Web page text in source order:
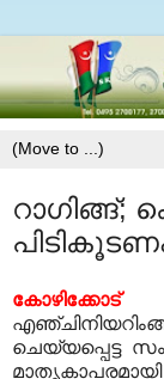
റാഗിങ്ങ്;
കോഴിക്കോട്
ചെയ്യപ്പെട്ട